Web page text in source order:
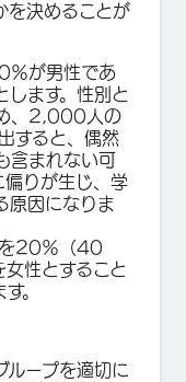
を決めることが
％が男性であ
します。性別と
、2,000人の
すると、偶然
含まれない可
偏りが生じ、学
原因になりま
を20％（40
性とすること
。
ループを適切に